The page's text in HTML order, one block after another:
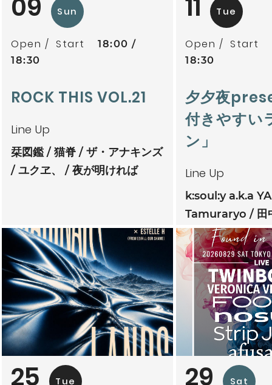
09 Sun
Open Start
18:00
18:30
ROCK THIS VOL.21
Line Up
栞図鑑 猫脊
ザ・アナキンズ
ユクヱ、
夜が明ければ
11 Tue
Open Start
18:30
夕夕夜
付きやすい
ン」
Line Up
k:soul:y a.k.a
Tamuraryo
田
mitoriz
杏仁ク
tsubatics + 松村
ケ無
夕夕夜
25 Tue 29 Sat